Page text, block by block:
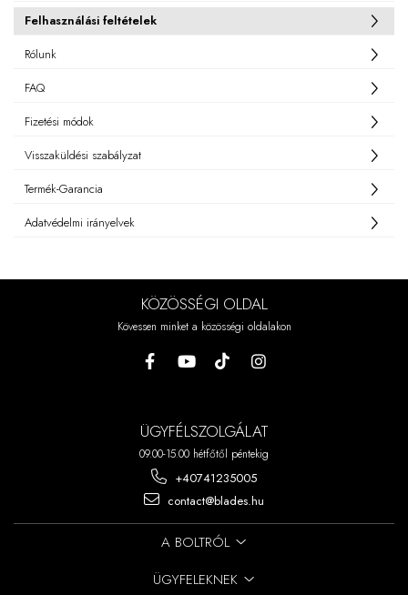
Felhasználási feltételek
Rólunk
FAQ
Fizetési módok
Visszaküldési szabályzat
Termék-Garancia
Adatvédelmi irányelvek
KÖZÖSSÉGI OLDAL
Kövessen minket a közösségi oldalakon
ÜGYFÉLSZOLGÁLAT
09.00-15.00 hétfőtől péntekig
+40741235005
contact@blades.hu
A BOLTRÓL
ÜGYFELEKNEK